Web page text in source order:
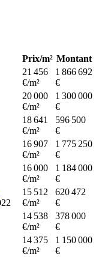
Prix/m² Montant
21 456
€/m²
1 866 692
€
20 000
€/m²
1 300 000
€
18 641
€/m²
596 500
€
16 907
€/m²
1 775 250
€
16 000
€/m²
1 184 000
€
15 512
€/m²
620 472
€
14 538
€/m²
378 000
€
14 375
€/m²
1 150 000
€